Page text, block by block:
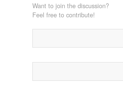
Want to join the discussion?
Feel free to contribute!